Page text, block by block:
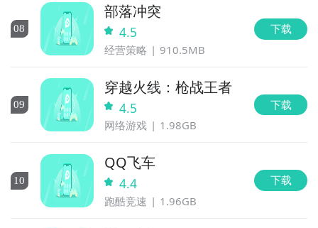
08
部落冲突
4.5
经营策略 910.5MB
下载
09
穿越火线：枪战王者
4.5
网络游戏 1.98GB
下载
10
QQ飞车
4.4
跑酷竞速 1.96GB
下载